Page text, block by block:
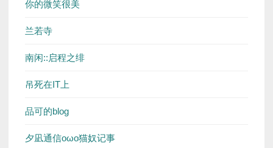
你的微笑很美
兰若寺
南闲::启程之绯
吊死在IT上
品可的blog
夕凪通信oωo猫奴记事